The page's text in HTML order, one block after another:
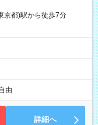
京都)駅から徒歩7分
由
詳細へ